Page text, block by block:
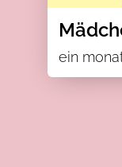
ein